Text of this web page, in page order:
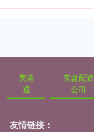
美港
通
实盘配资
公司
友情链接：